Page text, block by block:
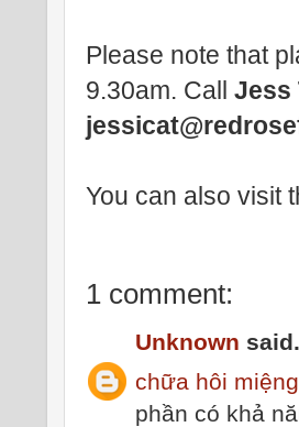
Please note that
9.30am. CallJess
You can also visit
1 comment:
Unknown
chữa hôi
phần có khả